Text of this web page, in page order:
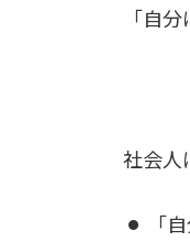
「自
社会人
「